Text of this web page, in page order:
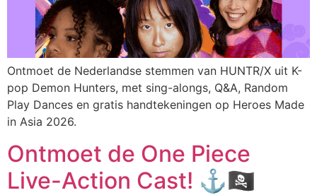
Ontmoet de Nederlandse stemmen van HUNTR/X uit K-
pop Demon Hunters, met sing-alongs, Q&A, Random
Play Dances en gratis handtekeningen op Heroes Made
in Asia 2026.
Ontmoet de One Piece
Live-Action Cast! ⚓🏴‍☠️